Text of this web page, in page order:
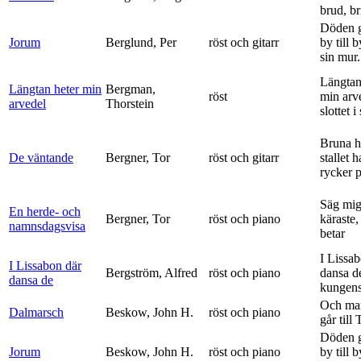
brud,
Jorum Berglund, Per röst och gitarr
Döden
by till
sin
Längtan heter min
arvedel
Bergman,
Thorstein
röst
min
slottet i
De väntande Bergner, Tor röst och gitarr
Bruna
stallet
rycker
En herde- och
namnsdagsvisa
Bergner, Tor röst och piano
Säg
betar
I Lissabon där
dansa de
Bergström, Alfred röst och piano
I
dansa
Dalmarsch
Beskow, John H. röst och piano
Och
går till
Jorum Beskow, John H. röst och piano
Döden
by till